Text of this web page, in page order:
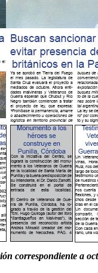
correspondiente a